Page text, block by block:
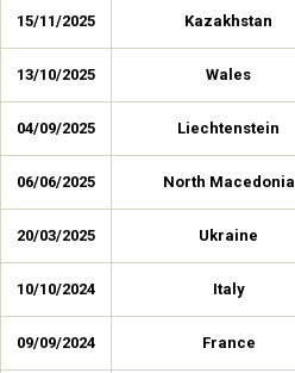
15/11/2025 Kazakhstan
13/10/2025 Wales
04/09/2025 Liechtenstein
06/06/2025 North Macedonia
20/03/2025 Ukraine
10/10/2024 Italy
09/09/2024 France